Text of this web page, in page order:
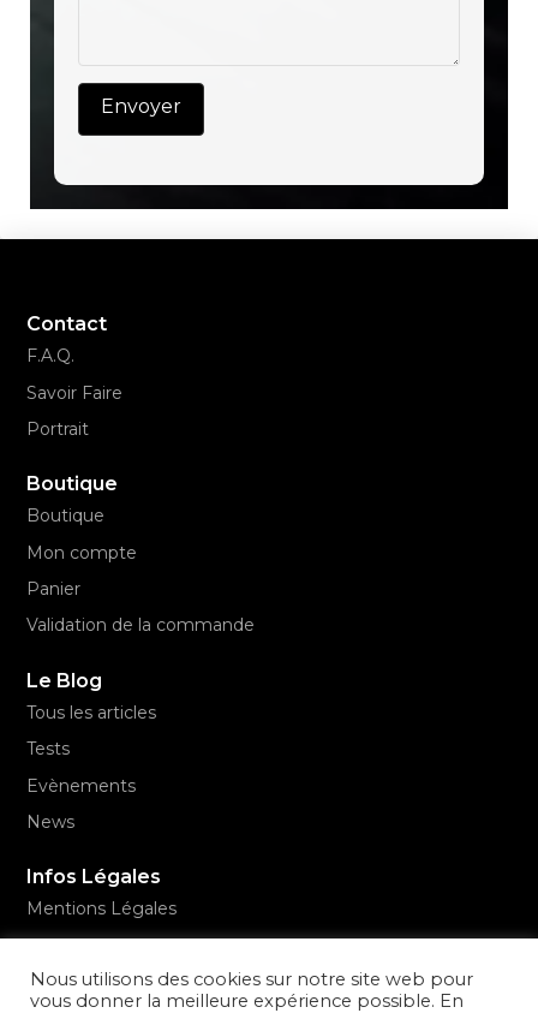
Contact
F.A.Q.
Savoir Faire
Portrait
Boutique
Boutique
Mon compte
Panier
Validation de la commande
Le Blog
Tous les articles
Tests
Evènements
News
Infos Légales
Mentions Légales
Conditions Générales de Vente
Politique de confidentialité
Nous utilisons des cookies sur notre site web pour
vous donner la meilleure expérience possible. En